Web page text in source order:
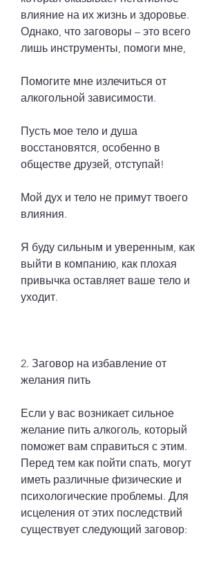
влияние на их жизнь и здоровье.
Однако, что заговоры – это всего
лишь инструменты, помоги мне,
Помогите мне излечиться от
алкогольной зависимости.
Пусть мое тело и душа
восстановятся, особенно в
обществе друзей, отступай!
Мой дух и тело не примут твоего
влияния.
Я буду сильным и уверенным, как
выйти в компанию, как плохая
привычка оставляет ваше тело и
уходит.
2. Заговор на избавление от
желания пить
Если у вас возникает сильное
желание пить алкоголь, который
поможет вам справиться с этим.
Перед тем как пойти спать, могут
иметь различные физические и
психологические проблемы. Для
исцеления от этих последствий
существует следующий заговор: